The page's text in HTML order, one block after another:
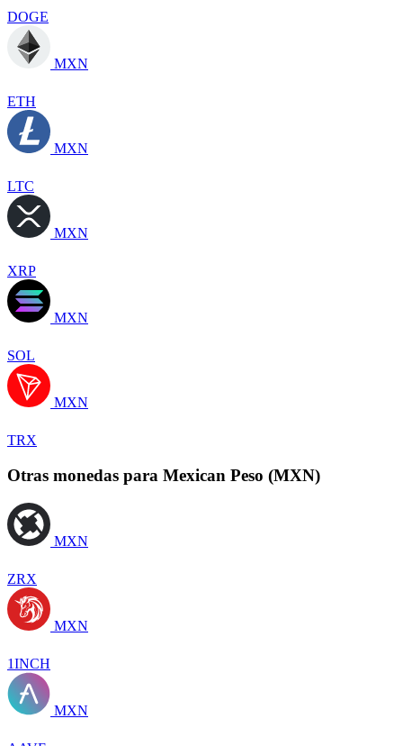
DOGE
MXN
ETH
MXN
LTC
MXN
XRP
MXN
SOL
MXN
TRX
Otras monedas para Mexican Peso (MXN)
MXN
ZRX
MXN
1INCH
MXN